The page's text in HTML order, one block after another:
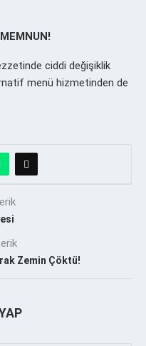
ciddi değişiklik
menü hizmetinden de
Zemin Çöktü!